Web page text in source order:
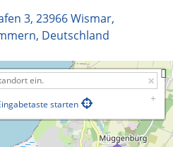
3, 23966Wismar,
, Deutschland
starten